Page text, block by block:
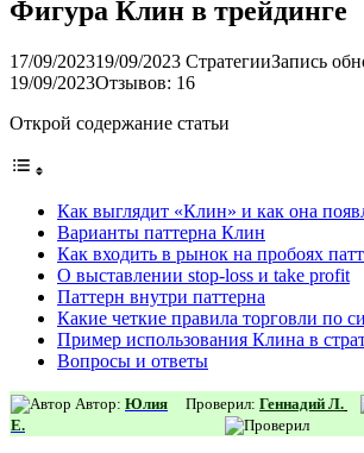
Фигура Клин в трейдинге
17/09/202319/09/2023 СтратегииЗапись
19/09/2023Отзывов: 16
Открой содержание статьи
Как выглядит «Клин» и как она
Варианты паттерна Клин
Как входить в рынок на пробоях
О выставлении stop-loss и take profit
Паттерн внутри паттерна
Какие четкие правила торговли по
Пример использования Клина в
Вопросы и ответы
Автор: Юлия
Е.
Проверил: Геннадий Л.